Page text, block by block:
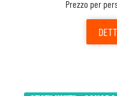
Prezzo per